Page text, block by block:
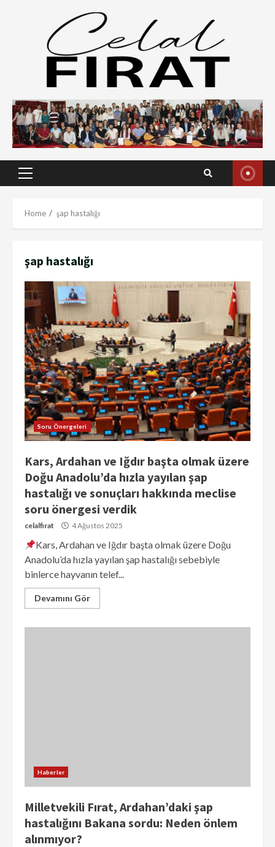
Primary
Home şap hastalığı
şap hastalığı
Soru Önergeleri
Kars, Ardahan ve Iğdır başta olmak üzere
Doğu Anadolu’da hızla yayılan şap
hastalığı ve sonuçları hakkında meclise
soru önergesi verdik
celalfirat 4 Ağustos 2025
Kars, Ardahan ve Iğdır başta olmak üzere Doğu
Anadolu’da hızla yayılan şap hastalığı sebebiyle
binlerce hayvanın telef...
Devamını Gör
Haberler
Milletvekili Fırat, Ardahan’daki şap
hastalığını Bakana sordu: Neden önlem
alınmıyor?